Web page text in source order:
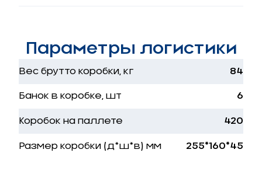
Параметры логистики
Вес брутто коробки, кг 84
Банок в коробке, шт 6
Коробок на паллете 420
Размер коробки (д*ш*в) мм 255*160*45